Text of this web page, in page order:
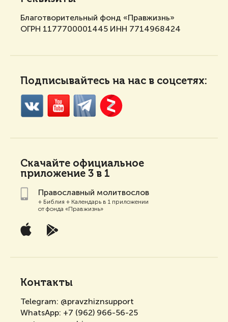
Благотворительный фонд «Правжизнь»
ОГРН 1177700001445 ИНН 7714968424
Подписывайтесь на нас в соцсетях:
Скачайте официальное
приложение 3 в 1
Православный молитвослов
+ Библия + Календарь в 1 приложении
от фонда «Правжизнь»
Контакты
Telegram: @pravzhiznsupport
WhatsApp: +7 (962) 966-56-25